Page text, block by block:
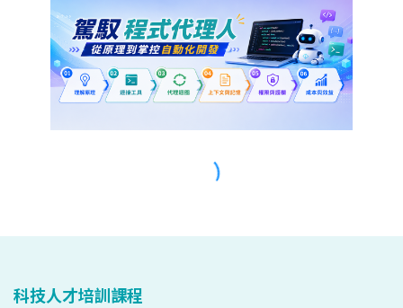
科技人才培訓課程